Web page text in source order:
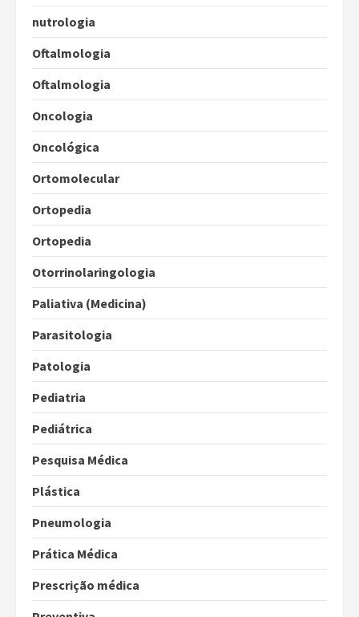
nutrologia
Oftalmologia
Oftalmologia
Oncologia
Oncológica
Ortomolecular
Ortopedia
Ortopedia
Otorrinolaringologia
Paliativa (Medicina)
Parasitologia
Patologia
Pediatria
Pediátrica
Pesquisa Médica
Plástica
Pneumologia
Prática Médica
Prescrição médica